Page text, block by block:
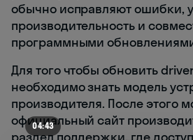
обычно исправляют ошибки,
производительность и
программными
Для того чтобы обновить
необходимо знать модель
производителя. После этого
официальный сайт
04:43